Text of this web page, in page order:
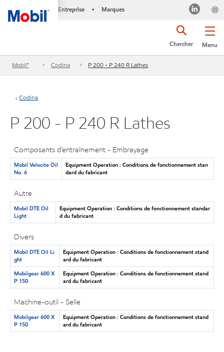
Entreprise • Marques
Menu
Chercher
Mobil™ Codina P 200 - P 240 R Lathes
Codina
P 200 - P 240 R Lathes
Composants d’entraînement - Embrayage
Mobil Velocite Oil
No. 6
Equipment Operation : Conditions de fonctionnement stan
dard du fabricant
Autre
Mobil DTE Oil
Light
Equipment Operation : Conditions de fonctionnement standar
d du fabricant
Divers
Mobil DTE Oil Li
ght
Equipment Operation : Conditions de fonctionnement stand
ard du fabricant
Mobilgear 600 X
P 150
Equipment Operation : Conditions de fonctionnement stand
ard du fabricant
Machine-outil - Selle
Mobilgear 600 X
P 150
Equipment Operation : Conditions de fonctionnement stand
ard du fabricant